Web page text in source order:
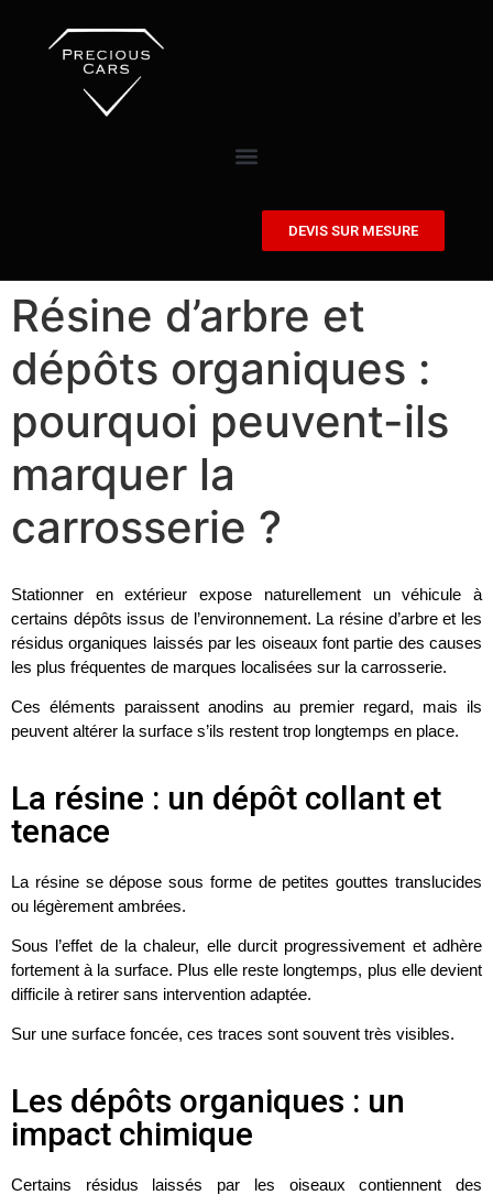
DEVIS SUR MESURE
Résine d’arbre et
dépôts organiques :
pourquoi peuvent-ils
marquer la
carrosserie ?
Stationner en extérieur expose naturellement un véhicule à
certains dépôts issus de l’environnement. La résine d’arbre et les
résidus organiques laissés par les oiseaux font partie des causes
les plus fréquentes de marques localisées sur la carrosserie.
Ces éléments paraissent anodins au premier regard, mais ils
peuvent altérer la surface s’ils restent trop longtemps en place.
La résine : un dépôt collant et
tenace
La résine se dépose sous forme de petites gouttes translucides
ou légèrement ambrées.
Sous l’effet de la chaleur, elle durcit progressivement et adhère
fortement à la surface. Plus elle reste longtemps, plus elle devient
difficile à retirer sans intervention adaptée.
Sur une surface foncée, ces traces sont souvent très visibles.
Les dépôts organiques : un
impact chimique
Certains résidus laissés par les oiseaux contiennent des